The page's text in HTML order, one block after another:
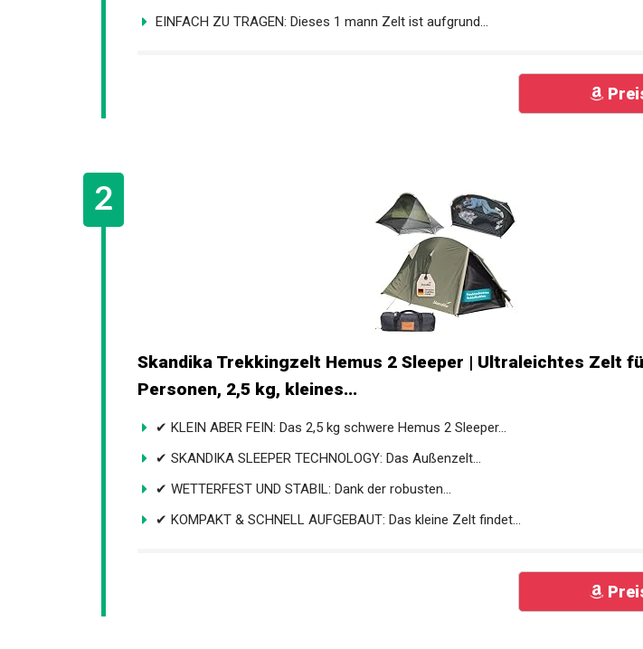
EINFACH ZU TRAGEN: Dieses 1 mann Zelt ist aufgrund...
Skandika Trekkingzelt Hemus 2 Sleeper | Ultraleichtes Zelt
Personen, 2,5 kg, kleines...
✔ KLEIN ABER FEIN: Das 2,5 kg schwere Hemus 2 Sleeper...
✔ SKANDIKA SLEEPER TECHNOLOGY: Das Außenzelt...
✔ WETTERFEST UND STABIL: Dank der robusten...
✔ KOMPAKT & SCHNELL AUFGEBAUT: Das kleine Zelt findet...